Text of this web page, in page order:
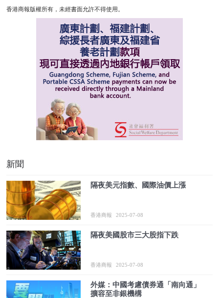
香港商報版權所有，未經書面允許不得使用。
新聞
隔夜美元指數、國際油價上漲
香港商報 2025-07-08
隔夜美國股市三大股指下跌
香港商報 2025-07-08
外媒：中國考慮債券通「南向通」
擴容至非銀機構